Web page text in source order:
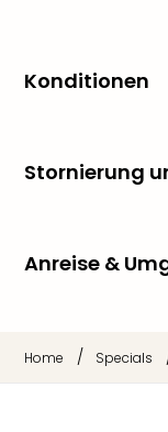
Konditionen
Stornierung
Anreise &
Home / Specials